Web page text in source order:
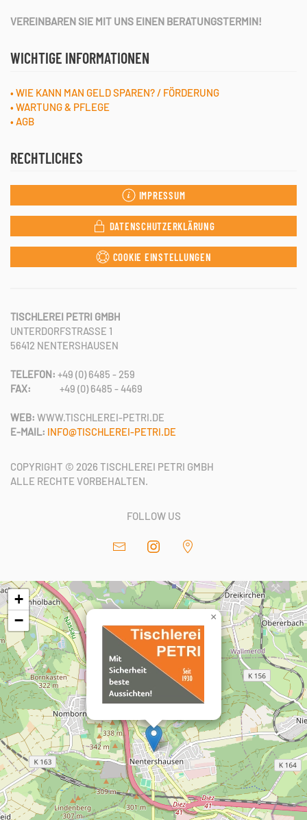
VEREINBAREN SIE MIT UNS EINEN BERATUNGSTERMIN!
WICHTIGE INFORMATIONEN
• WIE KANN MAN GELD SPAREN? / FÖRDERUNG
• WARTUNG & PFLEGE
• AGB
RECHTLICHES
IMPRESSUM
DATENSCHUTZERKLÄRUNG
COOKIE EINSTELLUNGEN
TISCHLEREI PETRI GMBH
UNTERDORFSTRASSE 1
56412 NENTERSHAUSEN
TELEFON: +49 (0) 6485 - 259
FAX: +49 (0) 6485 - 4469
WEB: WWW.TISCHLEREI-PETRI.DE
E-MAIL: INFO@TISCHLEREI-PETRI.DE
COPYRIGHT © 2026 TISCHLEREI PETRI GMBH
ALLE RECHTE VORBEHALTEN.
FOLLOW US
×
+
−